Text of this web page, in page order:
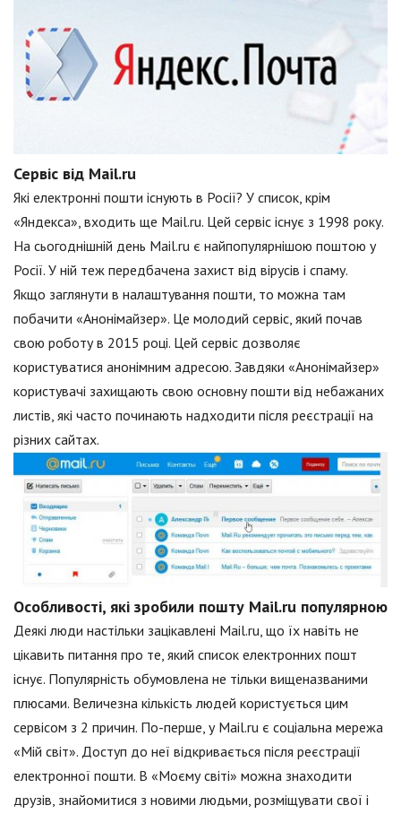
Сервіс від Mail.ru
Які електронні пошти існують в Росії? У список, крім
«Яндекса», входить ще Mail.ru. Цей сервіс існує з 1998 року.
На сьогоднішній день Mail.ru є найпопулярнішою поштою у
Росії. У ній теж передбачена захист від вірусів і спаму.
Якщо заглянути в налаштування пошти, то можна там
побачити «Анонімайзер». Це молодий сервіс, який почав
свою роботу в 2015 році. Цей сервіс дозволяє
користуватися анонімним адресою. Завдяки «Анонімайзер»
користувачі захищають свою основну пошти від небажаних
листів, які часто починають надходити після реєстрації на
різних сайтах.
Особливості, які зробили пошту Mail.ru популярною
Деякі люди настільки зацікавлені Mail.ru, що їх навіть не
цікавить питання про те, який список електронних пошт
існує. Популярність обумовлена не тільки вищеназваними
плюсами. Величезна кількість людей користується цим
сервісом з 2 причин. По-перше, у Mail.ru є соціальна мережа
«Мій світ». Доступ до неї відкривається після реєстрації
електронної пошти. В «Моєму світі» можна знаходити
друзів, знайомитися з новими людьми, розміщувати свої і